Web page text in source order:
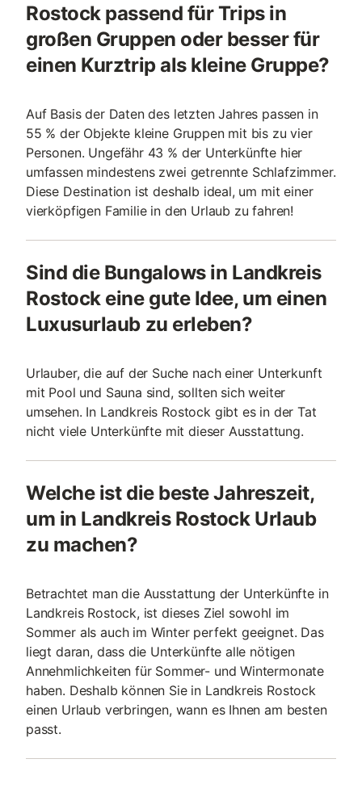
Rostock passend für Trips in
großen Gruppen oder besser für
einen Kurztrip als kleine Gruppe?
Auf Basis der Daten des letzten Jahres passen in
55 % der Objekte kleine Gruppen mit bis zu vier
Personen. Ungefähr 43 % der Unterkünfte hier
umfassen mindestens zwei getrennte Schlafzimmer.
Diese Destination ist deshalb ideal, um mit einer
vierköpfigen Familie in den Urlaub zu fahren!
Sind die Bungalows in Landkreis
Rostock eine gute Idee, um einen
Luxusurlaub zu erleben?
Urlauber, die auf der Suche nach einer Unterkunft
mit Pool und Sauna sind, sollten sich weiter
umsehen. In Landkreis Rostock gibt es in der Tat
nicht viele Unterkünfte mit dieser Ausstattung.
Welche ist die beste Jahreszeit,
um in Landkreis Rostock Urlaub
zu machen?
Betrachtet man die Ausstattung der Unterkünfte in
Landkreis Rostock, ist dieses Ziel sowohl im
Sommer als auch im Winter perfekt geeignet. Das
liegt daran, dass die Unterkünfte alle nötigen
Annehmlichkeiten für Sommer- und Wintermonate
haben. Deshalb können Sie in Landkreis Rostock
einen Urlaub verbringen, wann es Ihnen am besten
passt.